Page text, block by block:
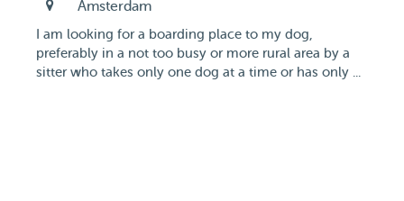
Amsterdam
I am looking for a boarding place to my dog,
preferably in a not too busy or more rural area by a
sitter who takes only one dog at a time or has only ...